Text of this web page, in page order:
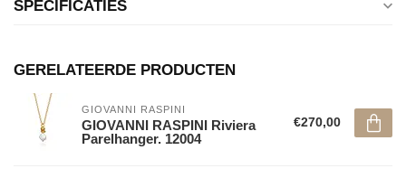
SPECIFICATIES
GERELATEERDE PRODUCTEN
GIOVANNI RASPINI
GIOVANNI RASPINI Riviera
Parelhanger. 12004
€270,00